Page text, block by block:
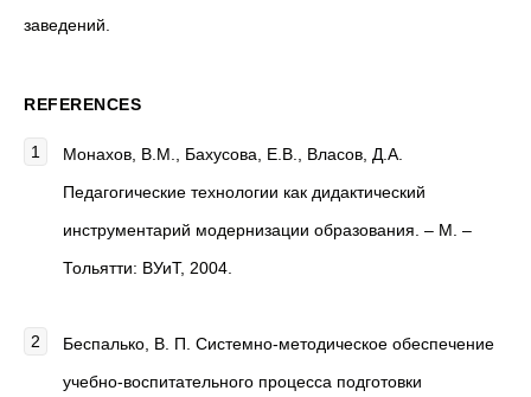
заведений.
REFERENCES
Монахов, В.М., Бахусова, Е.В., Власов, Д.А.
Педагогические технологии как дидактический
инструментарий модернизации образования. – М. –
Тольятти: ВУиТ, 2004.
Беспалько, В. П. Системно-методическое обеспечение
учебно-воспитательного процесса подготовки